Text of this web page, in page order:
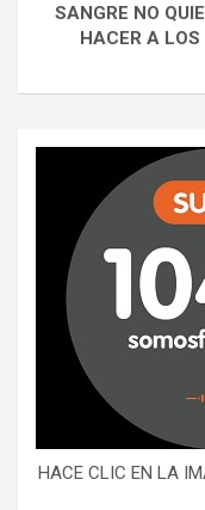
SANGRE NO
HACER A LOS
HACE CLIC EN LA